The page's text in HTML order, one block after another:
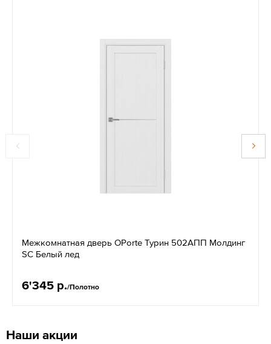
Межкомнатная дверь OPorte Турин 502АПП Молдинг
SC Белый лед
6'345 р./Полотно
Наши акции